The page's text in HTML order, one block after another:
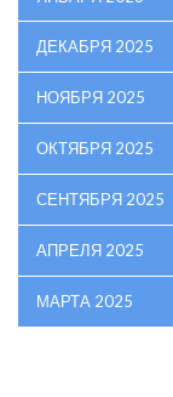
ДЕКАБРЯ 2025
НОЯБРЯ 2025
ОКТЯБРЯ 2025
СЕНТЯБРЯ 2025
АПРЕЛЯ 2025
МАРТА 2025